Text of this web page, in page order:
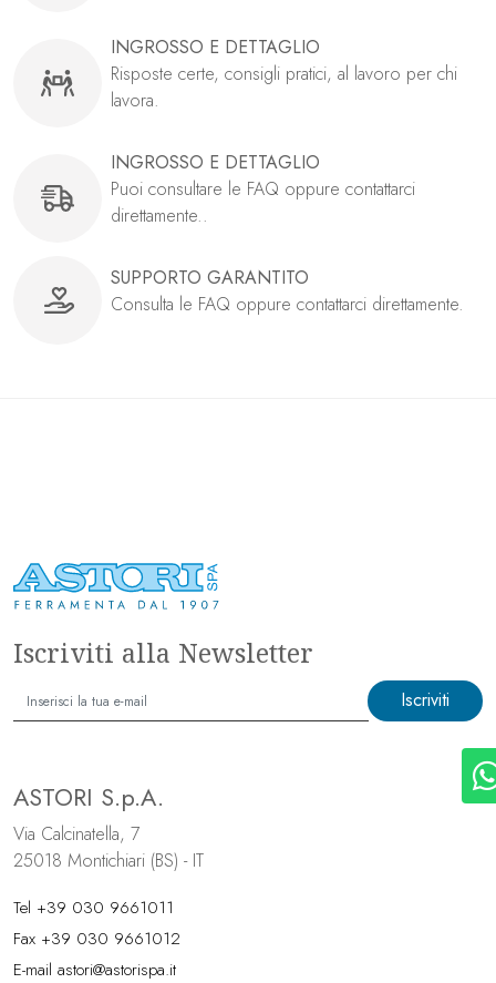
INGROSSO E DETTAGLIO
Risposte certe, consigli pratici, al lavoro per chi
lavora.
INGROSSO E DETTAGLIO
Puoi consultare le FAQ oppure contattarci
direttamente..
SUPPORTO GARANTITO
Consulta le FAQ oppure contattarci direttamente.
Iscriviti alla Newsletter
Iscriviti
ASTORI S.p.A.
Via Calcinatella, 7
25018 Montichiari (BS) - IT
Tel +39 030 9661011
Fax +39 030 9661012
E-mail astori@astorispa.it